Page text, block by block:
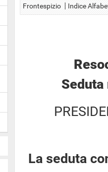
Frontespizio Indice
La seduta